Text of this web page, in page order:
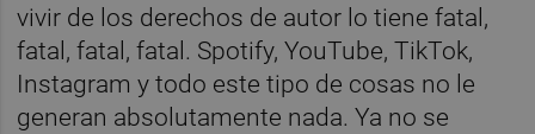
vivir de los derechos de autor lo tiene fatal,
fatal, fatal, fatal. Spotify, YouTube, TikTok,
Instagram y todo este tipo de cosas no le
generan absolutamente nada. Ya no se